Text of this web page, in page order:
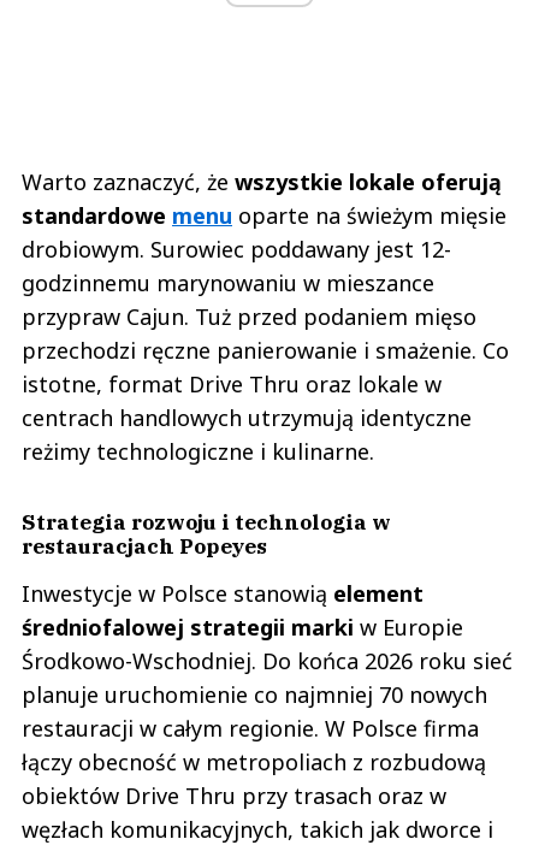
Warto zaznaczyć, że wszystkie lokale oferują
standardowe menu oparte na świeżym mięsie
drobiowym. Surowiec poddawany jest 12-
godzinnemu marynowaniu w mieszance
przypraw Cajun. Tuż przed podaniem mięso
przechodzi ręczne panierowanie i smażenie. Co
istotne, format Drive Thru oraz lokale w
centrach handlowych utrzymują identyczne
reżimy technologiczne i kulinarne.
Strategia rozwoju i technologia w
restauracjach Popeyes
Inwestycje w Polsce stanowią element
średniofalowej strategii marki w Europie
Środkowo-Wschodniej. Do końca 2026 roku sieć
planuje uruchomienie co najmniej 70 nowych
restauracji w całym regionie. W Polsce firma
łączy obecność w metropoliach z rozbudową
obiektów Drive Thru przy trasach oraz w
węzłach komunikacyjnych, takich jak dworce i